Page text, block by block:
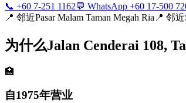
📞 +60 7-251 1162💬 WhatsApp +60 17-500
📍 邻近Pasar Malam Taman Megah Ria 📍 邻近
为什么Jalan Cenderai 108,
🏥
自1975年营业